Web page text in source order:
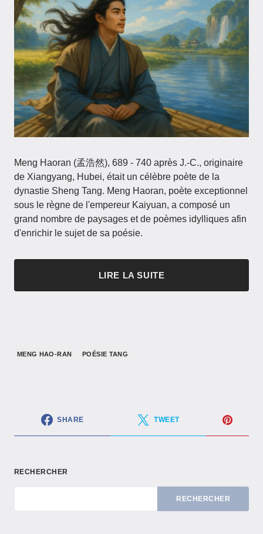
Meng Haoran (孟浩然), 689 - 740 après J.-C., originaire
de Xiangyang, Hubei, était un célèbre poète de la
dynastie Sheng Tang. Meng Haoran, poète exceptionnel
sous le règne de l'empereur Kaiyuan, a composé un
grand nombre de paysages et de poèmes idylliques afin
d'enrichir le sujet de sa poésie.
LIRE LA SUITE
MENG HAO-RAN POÉSIE TANG
SHARE TWEET
RECHERCHER
RECHERCHER